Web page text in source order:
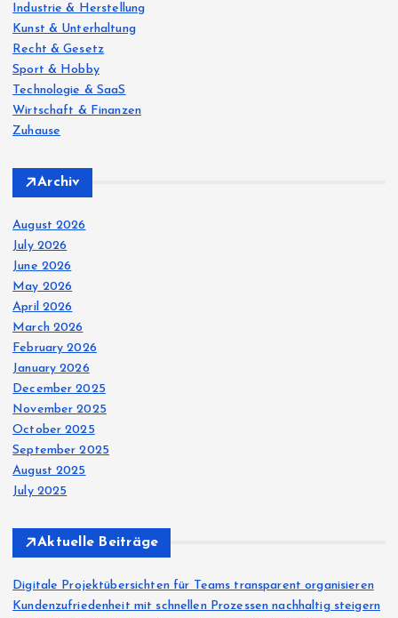
Industrie & Herstellung
Kunst & Unterhaltung
Recht & Gesetz
Sport & Hobby
Technologie & SaaS
Wirtschaft & Finanzen
Zuhause
Archiv
August 2026
July 2026
June 2026
May 2026
April 2026
March 2026
February 2026
January 2026
December 2025
November 2025
October 2025
September 2025
August 2025
July 2025
Aktuelle Beiträge
Digitale Projektübersichten für Teams transparent organisieren
Kundenzufriedenheit mit schnellen Prozessen nachhaltig steigern